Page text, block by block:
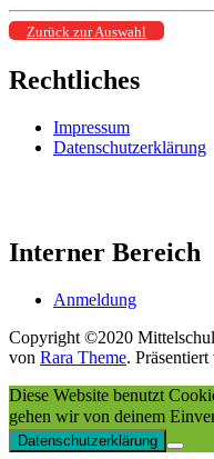
Zurück zur Auswahl
Rechtliches
Impressum
Datenschutzerklärung
Interner Bereich
Anmeldung
Copyright ©2020
von Rara Theme. Präsentiert
Diese Website benutzt
gehen wir von deinem
Datenschutzerklärung